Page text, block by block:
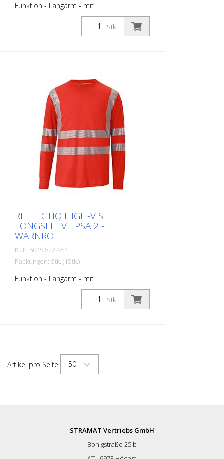
Funktion - Langarm - mit
Rundhalsausschnitt - mit segmentierten
Reflexstreifen in Body Language und an
den Ärmeln für optimale Sichtbarkeit - mit
Außenseite für Langlebigkeit - UV-
Schutzfaktor 40+ gemäß EN 13758
schützt vor starker Sonnenstrahlung
Größen - XS - S - M - L - XL - XXL - 3XL - 4
XL Materialien: - 50 % Baumwolle, 50 %
Polyester, ca. 180 g/m2 Im Moment sind
noch nicht alle Produkte in allen
Farbvariationen und Größen hinterlegt.
Bei Bedarf fragen Sie bitte das
entsprechende Produkt bei uns an.
Stk.
REFLECTIQ HIGH-VIS
LONGSLEEVE PSA 2 -
WARNROT
KUB_5045 8227-54
Packungen: Stk. (1Stk.)
Funktion - Langarm - mit
Rundhalsausschnitt - mit segmentierten
Reflexstreifen in Body Language und an
den Ärmeln für optimale Sichtbarkeit - mit
Schutzfaktor 40+ gemäß EN 13758
Farbvariationen und Größen hinterlegt.
entsprechende Produkt bei uns an.
Stk.
Artikel pro Seite 50
STRAMAT Vertriebs GmbH
Bonigstraße 25 b